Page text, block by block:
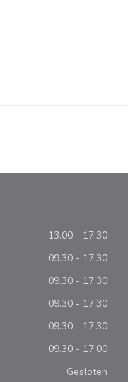
13.00 - 17.30
09.30 - 17.30
09.30 - 17.30
09.30 - 17.30
09.30 - 17.30
09.30 - 17.00
Gesloten